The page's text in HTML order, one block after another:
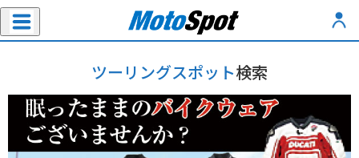
ツーリングスポット検索